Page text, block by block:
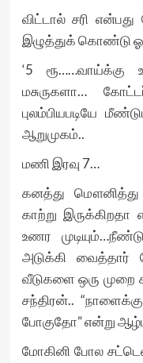
விட்டால் சரி
இழுத்துக் கொண்டு
‘5 ரூ……வாய்க்கு
மசுருகளா…
புலம்பியபடியே
ஆறுமுகம்..
மணி இரவு 7…
கனத்து மௌனித்து
காற்று இருக்கிறதா
உணர
அடுக்கி
வீடுகளை ஒரு முறை
சந்திரன்..
போகுதோ” என்று
மோகினி போல